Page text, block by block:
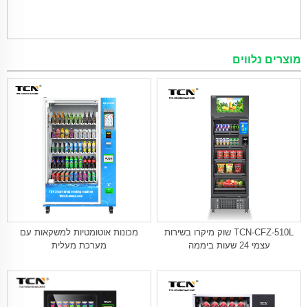
מוצרים נלווים
מכונות אוטומטיות למשקאות עם
מערכת מעלית
TCN-CFZ-510L שוק מיקרו בשירות
עצמי 24 שעות ביממה